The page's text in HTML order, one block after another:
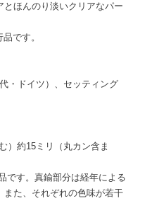
ほんのり淡いクリアなパー
です。
・ドイツ）、セッティング
約15ミリ（丸カン含ま
す。真鍮部分は経年による
た、それぞれの色味が若干